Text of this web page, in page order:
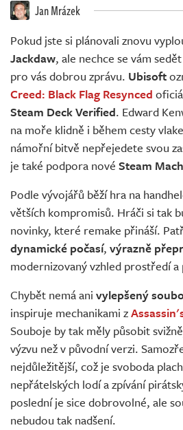
Živě Jan Mrázek
Pokud jste si plánovali znovu
Jackdaw, ale nechce se vám
pro vás dobrou zprávu. Ubisoft
Creed: Black Flag Resynced
Steam Deck Verified. Edward
na moře klidně i během cesty
námořní bitvě nepřejedete svou
je také podpora nové Steam
Podle vývojářů běží hra na
větších kompromisů. Hráči si tak
novinky, které remake přináší.
dynamické počasí, výrazně
modernizovaný vzhled prostředí a
Chybět nemá ani vylepšený
inspiruje mechanikami z
Souboje by tak měly působit
výzvu než v původní verzi.
nejdůležitější, což je svoboda
nepřátelských lodí a zpívání
poslední je sice dobrovolné, ale
nebudou tak nadšení.